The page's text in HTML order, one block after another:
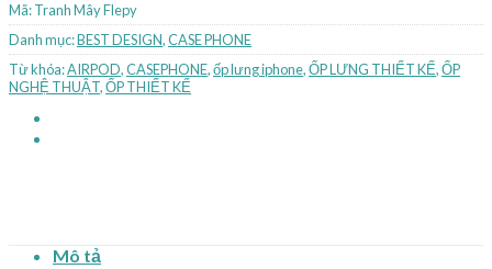
Mã:Tranh Mây Flepy
Danh mục:BEST DESIGN,CASE PHONE
Từ khóa:AIRPOD,CASEPHONE,ốp lưng iphone,ỐP LƯNG THIẾT KẾ,ỐP
NGHỆ THUẬT,ỐP THIẾT KẾ
Mô tả